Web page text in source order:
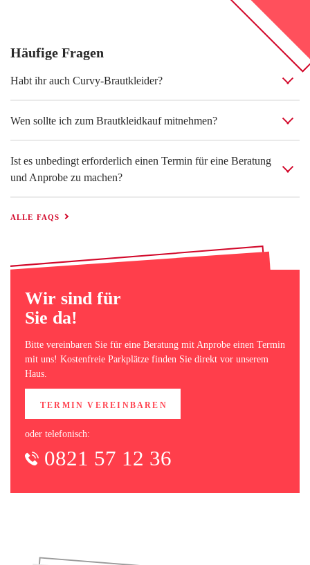
Häufige Fragen
Habt ihr auch Curvy-Brautkleider?
Wen sollte ich zum Brautkleidkauf mitnehmen?
Ist es unbedingt erforderlich einen Termin für eine Beratung
und Anprobe zu machen?
ALLE FAQS
Wir sind für
Sie da!
Bitte vereinbaren Sie für eine Beratung mit Anprobe einen Termin
mit uns! Kostenfreie Parkplätze finden Sie direkt vor unserem
Haus.
TERMIN VEREINBAREN
oder telefonisch:
0821 57 12 36